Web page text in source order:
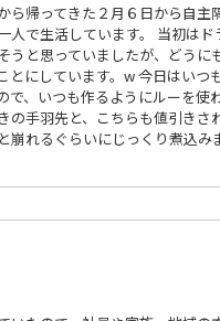
ら帰ってきた２月６日から自主
人で生活しています。 当初はド
うと思っていましたが、どうに
とにしています。w 今日はいつ
で、いつも作るようにルーを使
の手羽先と、こちらも値引きさ
崩れるぐらいにじっくり煮込み